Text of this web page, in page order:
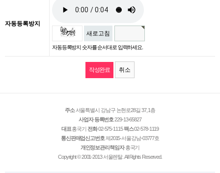
자동등록방지
새로고침
자동등록방지 숫자를 순서대로 입력하세요.
취소
주소서울특별시 강남구 논현로28길 37, 1층
사업자 등록번호229-13-65827
대표홍국기 전화02-575-1115팩스02-578-1119
통신판매업신고번호제2015-서울강남-03777호
개인정보관리책임자홍국기
Copyright © 2001-2013 서울렌탈. All Rights Reserved.